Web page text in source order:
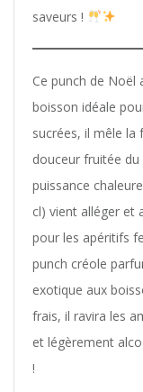
saveurs !
Ce punch de Noël
boisson idéale
sucrées, il mêle la
douceur fruitée
puissance
cl) vient alléger et
pour les apéritifs
punch créole
exotique aux
frais, il ravira les
et légèrement
!